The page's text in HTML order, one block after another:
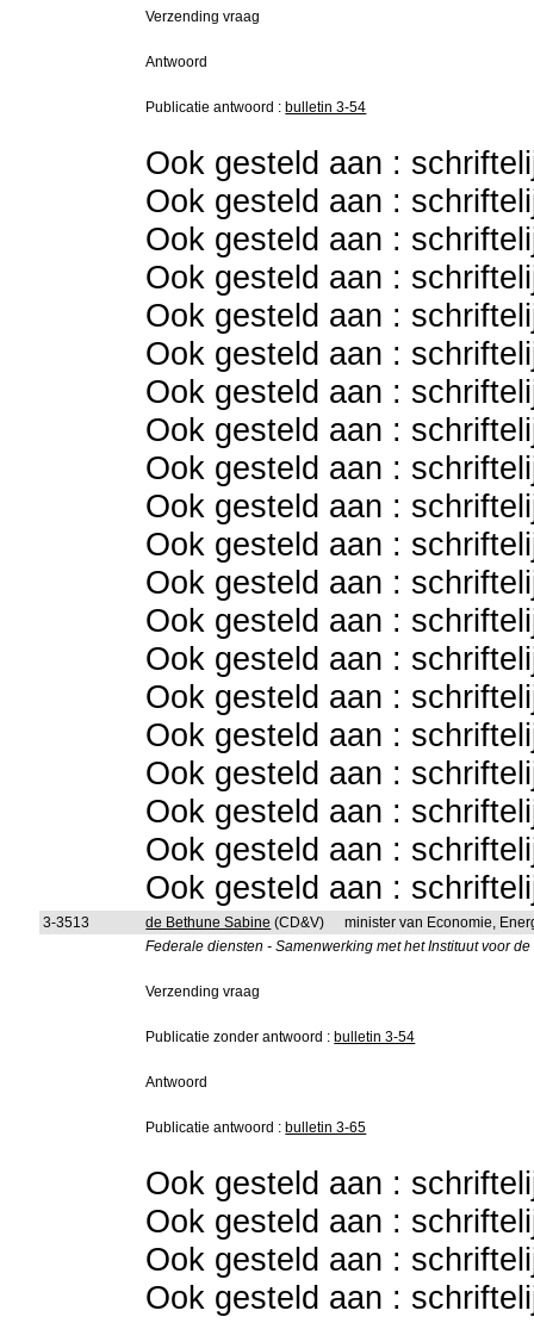
Verzending vraag
Antwoord
Publicatie antwoord : bulletin 3-54
Ook gesteld aan :
Ook gesteld aan :
Ook gesteld aan :
Ook gesteld aan :
Ook gesteld aan :
Ook gesteld aan :
Ook gesteld aan :
Ook gesteld aan :
Ook gesteld aan :
Ook gesteld aan :
Ook gesteld aan :
Ook gesteld aan :
Ook gesteld aan :
Ook gesteld aan :
Ook gesteld aan :
Ook gesteld aan :
Ook gesteld aan :
Ook gesteld aan :
Ook gesteld aan :
Ook gesteld aan :
3-3513 de Bethune Sabine (CD&V)
minister van Economie,
Federale diensten - Samenwerking met het Instituut voor
Verzending vraag
Publicatie zonder antwoord : bulletin 3-54
Antwoord
Publicatie antwoord : bulletin 3-65
Ook gesteld aan :
Ook gesteld aan :
Ook gesteld aan :
Ook gesteld aan :